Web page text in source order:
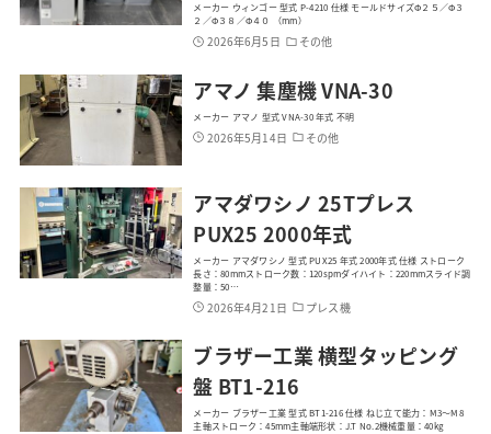
メーカー ウィンゴー 型式 P-4210 仕様 モールドサイズΦ２５／Φ３
２／Φ３８／Φ４０ （mm）
2026年6月5日 その他
アマノ 集塵機 VNA-30
メーカー アマノ 型式 VNA-30 年式 不明
2026年5月14日 その他
アマダワシノ 25Tプレス
PUX25 2000年式
メーカー アマダワシノ 型式 PUX25 年式 2000年式 仕様 ストローク
長さ：80mmストローク数：120spmダイハイト：220mmスライド調
整量：50…
2026年4月21日 プレス機
ブラザー工業 横型タッピング
盤 BT1-216
メーカー ブラザー工業 型式 BT1-216 仕様 ねじ立て能力：M3～M8
主軸ストローク：45mm主軸端形状：J.T No.2機械重量：40kg